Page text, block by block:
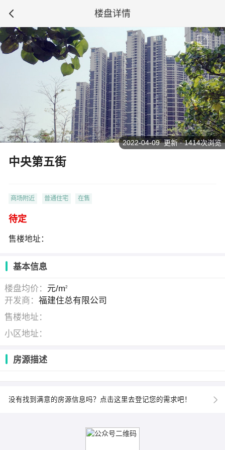
楼盘详情
中央第五街
商场附近 普通住宅 在售
待定
售楼地址：
2022-04-09 更新 · 1414次浏览
基本信息
楼盘均价： 元/m2
开发商：福建住总有限公司
售楼地址：
小区地址：
房源描述
没有找到满意的房源信息吗？点击这里去登记您的需求吧！